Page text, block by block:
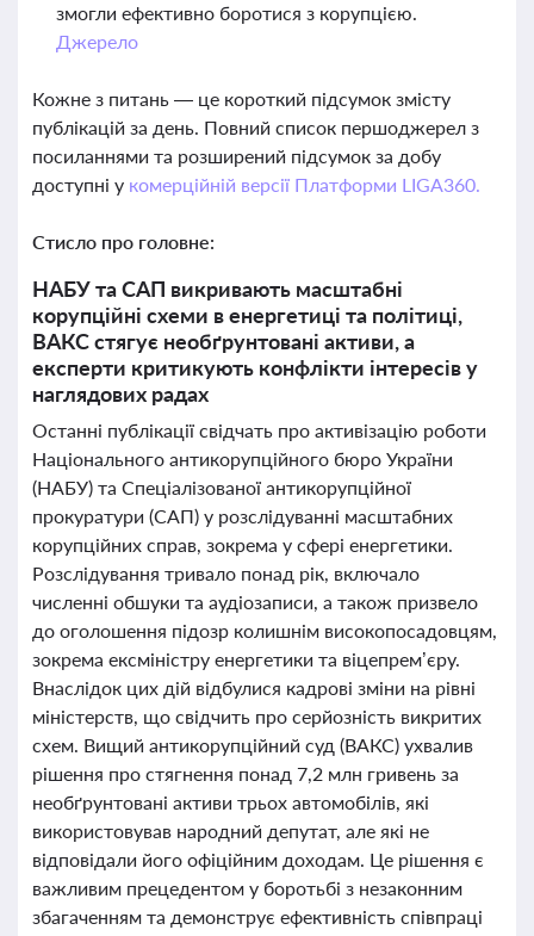
змогли ефективно боротися з корупцією.
Джерело
Кожне з питань — це короткий підсумок змісту
публікацій за день. Повний список першоджерел з
посиланнями та розширений підсумок за добу
доступні у комерційній версії Платформи LIGA360.
Стисло про головне:
НАБУ та САП викривають масштабні
корупційні схеми в енергетиці та політиці,
ВАКС стягує необґрунтовані активи, а
експерти критикують конфлікти інтересів у
наглядових радах
Останні публікації свідчать про активізацію роботи
Національного антикорупційного бюро України
(НАБУ) та Спеціалізованої антикорупційної
прокуратури (САП) у розслідуванні масштабних
корупційних справ, зокрема у сфері енергетики.
Розслідування тривало понад рік, включало
численні обшуки та аудіозаписи, а також призвело
до оголошення підозр колишнім високопосадовцям,
зокрема ексміністру енергетики та віцепрем’єру.
Внаслідок цих дій відбулися кадрові зміни на рівні
міністерств, що свідчить про серйозність викритих
схем. Вищий антикорупційний суд (ВАКС) ухвалив
рішення про стягнення понад 7,2 млн гривень за
необґрунтовані активи трьох автомобілів, які
використовував народний депутат, але які не
відповідали його офіційним доходам. Це рішення є
важливим прецедентом у боротьбі з незаконним
збагаченням та демонструє ефективність співпраці